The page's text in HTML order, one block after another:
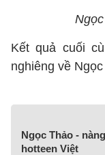
Kết quả cuối
nghiêng về
Ngọc Thảo -
hotteen Việt